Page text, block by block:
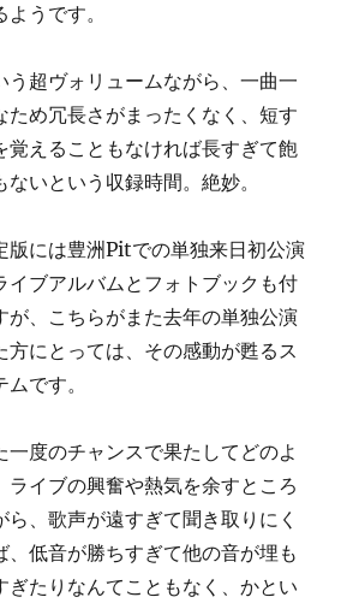
うです。
う超ヴォリュームながら、一曲一
ため冗長さがまったくなく、短す
覚えることもなければ長すぎて飽
いという収録時間。絶妙。
版には豊洲Pitでの単独来日初公演
イブアルバムとフォトブックも付
が、こちらがまた去年の単独公演
方にとっては、その感動が甦るス
です。
一度のチャンスで果たしてどのよ
ライブの興奮や熱気を余すところ
ら、歌声が遠すぎて聞き取りにく
、低音が勝ちすぎて他の音が埋も
ぎたりなんてこともなく、かとい